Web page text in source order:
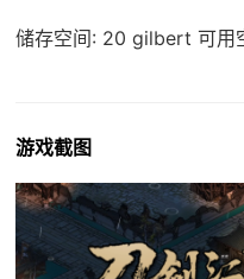
储存空间: 20 gilbert 可用
游戏截图